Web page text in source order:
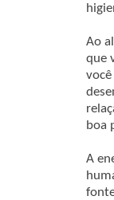
Ao
que
boa
A